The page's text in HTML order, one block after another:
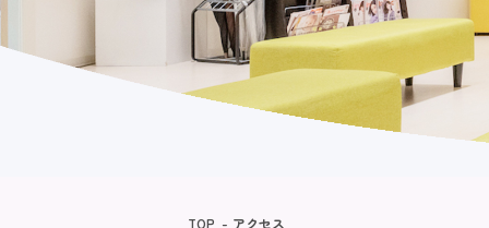
TOP アクセス